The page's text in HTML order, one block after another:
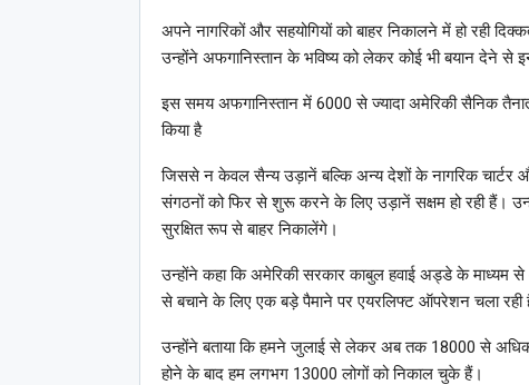
अपने नागरिकों और सहयोगियों को बाहर निकालने में हो रही
उन्होंने अफगानिस्तान के भविष्य को लेकर कोई भी बयान देने से
इस समय अफगानिस्तान में 6000 से ज्यादा अमेरिकी सैनिक
किया है
जिससे न केवल सैन्य उड़ानें बल्कि अन्य देशों के नागरिक चार्टर
संगठनों को फिर से शुरू करने के लिए उड़ानें सक्षम हो रही हैं।
सुरक्षित रूप से बाहर निकालेंगे।
उन्होंने कहा कि अमेरिकी सरकार काबुल हवाई अड्डे के माध्यम
से बचाने के लिए एक बड़े पैमाने पर एयरलिफ्ट ऑपरेशन चला रही
उन्होंने बताया कि हमने जुलाई से लेकर अब तक 18000 से अधिक
होने के बाद हम लगभग 13000 लोगों को निकाल चुके हैं।